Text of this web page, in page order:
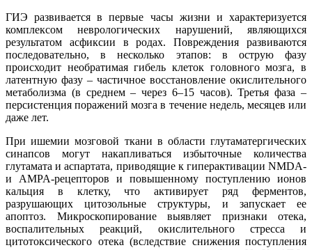
ГИЭ развивается в первые часы жизни и характеризуется
комплексом неврологических нарушений, являющихся
результатом асфиксии в родах. Повреждения развиваются
последовательно, в несколько этапов: в острую фазу
происходит необратимая гибель клеток головного мозга, в
латентную фазу – частичное восстановление окислительного
метаболизма (в среднем – через 6–15 часов). Третья фаза –
персистенция поражений мозга в течение недель, месяцев или
даже лет.
При ишемии мозговой ткани в области глутаматергических
синапсов могут накапливаться избыточные количества
глутамата и аспартата, приводящие к гиперактивации NMDA-
и AMPA-рецепторов и повышенному поступлению ионов
кальция в клетку, что активирует ряд ферментов,
разрушающих цитозольные структуры, и запускает ее
апоптоз. Микроскопирование выявляет признаки отека,
воспалительных реакций, окислительного стресса и
цитотоксического отека (вследствие снижения поступления